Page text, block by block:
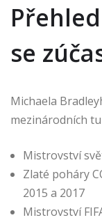
se
Michaela
mezinárodních
Mistrovství
Zlaté poháry
2015 a 2017
Mistrovství